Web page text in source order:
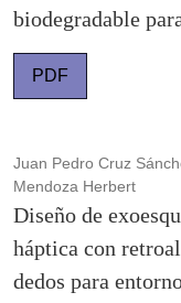
biodegradable
PDF
Juan Pedro Cruz
Mendoza Herbert
Diseño de
háptica con
dedos para